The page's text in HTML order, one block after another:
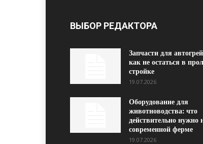
ВЫБОР РЕДАКТОРА
Запчасти для
как не остаться в
стройке
19.07.2026
Оборудование для
животноводства: что
действительно нужно
современной ферме
19.07.2026